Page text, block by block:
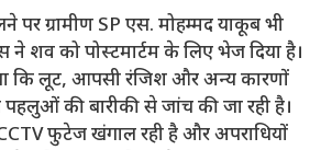
पर ग्रामीण SP एस. मोहम्मद याकूब भी
ने शव को पोस्टमार्टम के लिए भेज दिया है।
कि लूट, आपसी रंजिश और अन्य कारणों
की बारीकी से जांच की जा रही है।
फुटेज खंगाल रही है और अपराधियों